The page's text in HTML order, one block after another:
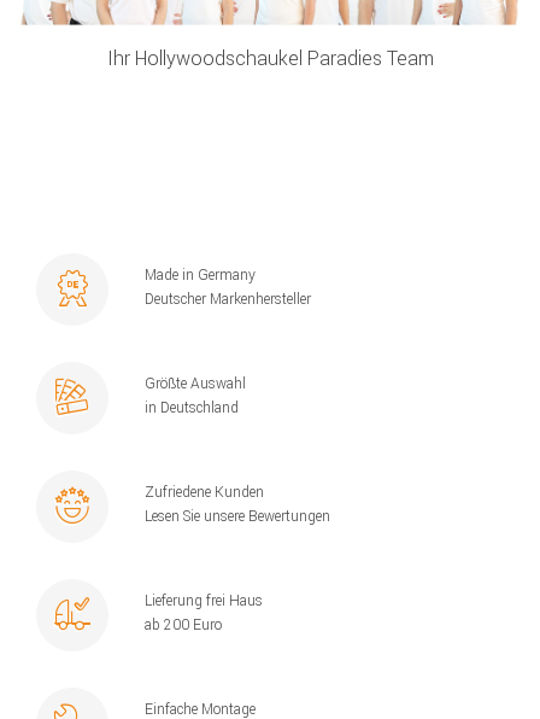
Ihr Hollywoodschaukel Paradies Team
Made in Germany
Deutscher Markenhersteller
Größte Auswahl
in Deutschland
Zufriedene Kunden
Lesen Sie unsere Bewertungen
Lieferung frei Haus
ab 200 Euro
Einfache Montage